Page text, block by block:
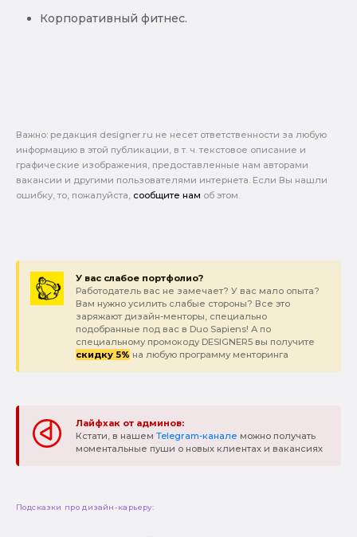
Корпоративный фитнес.
Важно: pедакция designer.ru не несет ответственности за любую
информацию в этой публикации, в т. ч. текстовое описание и
графические изображения, предоставленные нам авторами
вакансии и другими пользователями интернета. Если Вы нашли
ошибку, то, пожалуйста, сообщите нам об этом.
У вас слабое портфолио?
Работодатель вас не замечает? У вас мало опыта?
Вам нужно усилить слабые стороны? Все это
заряжают дизайн-менторы, специально
подобранные под вас в Duo Sapiens! А по
специальному промокоду DESIGNER5 вы получите
скидку 5% на любую программу менторинга
Лайфхак от админов:
Кстати, в нашем Telegram-канале можно получать
моментальные пуши о новых клиентах и вакансиях
Подсказки про дизайн-карьеру: